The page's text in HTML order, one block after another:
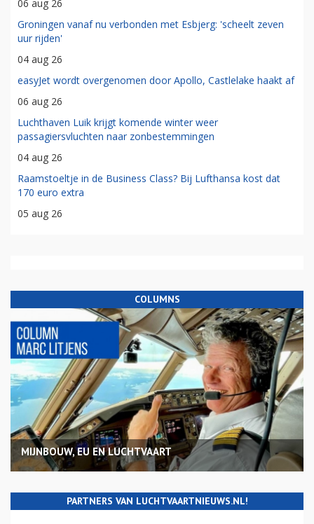
06 aug 26
Groningen vanaf nu verbonden met Esbjerg: 'scheelt zeven
uur rijden'
04 aug 26
easyJet wordt overgenomen door Apollo, Castlelake haakt af
06 aug 26
Luchthaven Luik krijgt komende winter weer
passagiersvluchten naar zonbestemmingen
04 aug 26
Raamstoeltje in de Business Class? Bij Lufthansa kost dat
170 euro extra
05 aug 26
COLUMNS
MIJNBOUW, EU EN LUCHTVAART
PARTNERS VAN LUCHTVAARTNIEUWS.NL!